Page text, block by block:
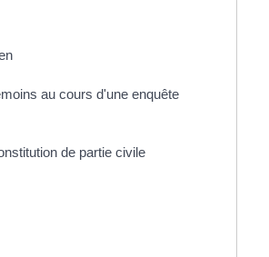
au cours d'une enquête
de partie civile